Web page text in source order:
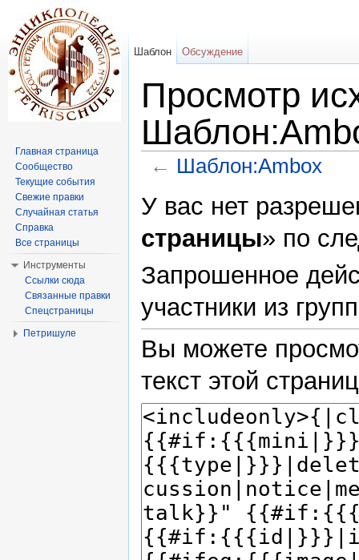
Просмотр
← Шаблон:Ambox
У вас нет
страницы» по
Запрошенное
участники из
Вы можете
текст этой
Шаблон Обсуждение
Главная страница
Сообщество
Текущие события
Свежие правки
Случайная статья
Справка
Все страницы
Инструменты
Ссылки сюда
Связанные правки
Спецстраницы
Петришуле